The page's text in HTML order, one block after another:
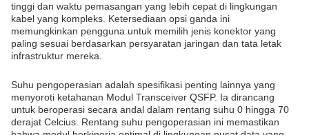
tinggi dan waktu pemasangan yang lebih cepat di lingkungan
kabel yang kompleks. Ketersediaan opsi ganda ini
memungkinkan pengguna untuk memilih jenis konektor yang
paling sesuai berdasarkan persyaratan jaringan dan tata letak
infrastruktur mereka.
Suhu pengoperasian adalah spesifikasi penting lainnya yang
menyoroti ketahanan Modul Transceiver QSFP. Ia dirancang
untuk beroperasi secara andal dalam rentang suhu 0 hingga 70
derajat Celcius. Rentang suhu pengoperasian ini memastikan